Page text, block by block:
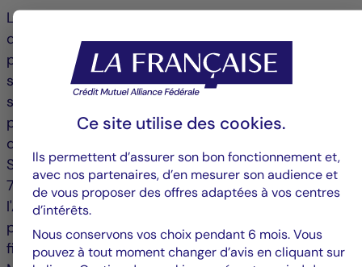
Le présent commentaire est fourni à titre
d'information uniquement. Les opinions exprimées
par Crédit Mutuel Asset Management sont fondées
sur les conditions actuelles de marché et sont
susceptibles d'évoluer sans préavis. Ces opinions
peuvent différer de celles d'autres professionnels
de l'investissement. Publié par La Française Finance
Services, siège social situé 128 boulevard Raspail,
75006 Paris, France, société réglementée par
l'Autorité de Contrôle Prudentiel en tant que
prestataire de services d'investissement, n° 18673 X,
filiale de La Française. Crédit Mutuel Asset
Ce site utilise des cookies.
Ils permettent d’assurer son bon fonctionnement et,
avec nos partenaires, d’en mesurer son audience et
de vous proposer des offres adaptées à vos centres
d’intérêts.
Nous conservons vos choix pendant 6 mois. Vous
pouvez à tout moment changer d’avis en cliquant sur